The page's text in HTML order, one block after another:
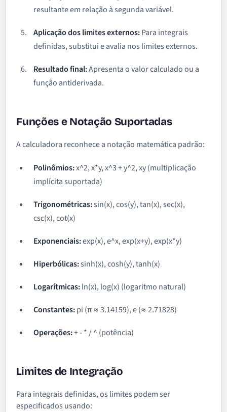
resultante em relação à segunda variável.
Aplicação dos limites externos:Para integrais
definidas, substitui e avalia nos limites externos.
Resultado final:Apresenta o valor calculado ou a
função antiderivada.
Funções e Notação Suportadas
A calculadora reconhece a notação matemática padrão:
Polinômios:x^2, x*y, x^3 + y^2, xy (multiplicação
implícita suportada)
Trigonométricas:sin(x), cos(y), tan(x), sec(x),
csc(x), cot(x)
Exponenciais:exp(x), e^x, exp(x+y), exp(x*y)
Hiperbólicas:sinh(x), cosh(y), tanh(x)
Logarítmicas:ln(x), log(x) (logaritmo natural)
Constantes:pi (π ≈ 3.14159), e (≈ 2.71828)
Operações:+ - * / ^ (potência)
Limites de Integração
Para integrais definidas, os limites podem ser
especificados usando: